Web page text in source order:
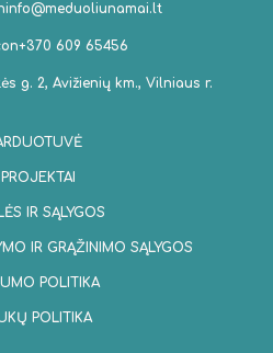
info@meduoliunamai.lt
+370 609 65456
g. 2, Avižienių km., Vilniaus r.
IR SĄLYGOS
IR GRĄŽINIMO SĄLYGOS
POLITIKA
POLITIKA